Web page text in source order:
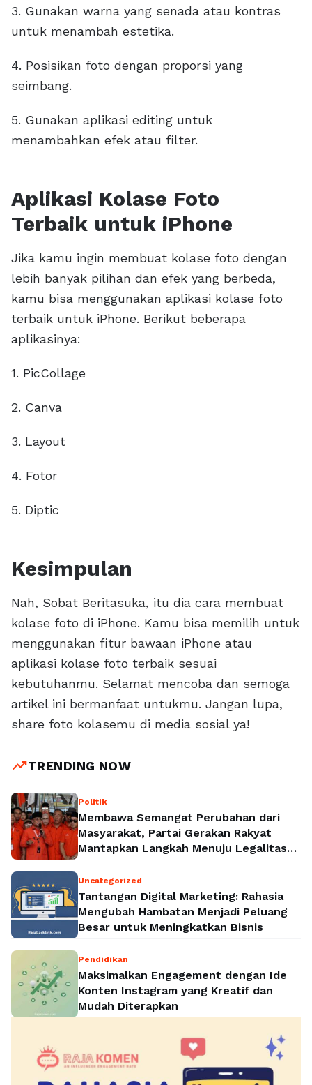
3. Gunakan warna yang senada atau kontras
untuk menambah estetika.
4. Posisikan foto dengan proporsi yang
seimbang.
5. Gunakan aplikasi editing untuk
menambahkan efek atau filter.
Aplikasi Kolase Foto
Terbaik untuk iPhone
Jika kamu ingin membuat kolase foto dengan
lebih banyak pilihan dan efek yang berbeda,
kamu bisa menggunakan aplikasi kolase foto
terbaik untuk iPhone. Berikut beberapa
aplikasinya:
1. PicCollage
2. Canva
3. Layout
4. Fotor
5. Diptic
Kesimpulan
Nah, Sobat Beritasuka, itu dia cara membuat
kolase foto di iPhone. Kamu bisa memilih untuk
menggunakan fitur bawaan iPhone atau
aplikasi kolase foto terbaik sesuai
kebutuhanmu. Selamat mencoba dan semoga
artikel ini bermanfaat untukmu. Jangan lupa,
share foto kolasemu di media sosial ya!
trending_upTRENDING NOW
Politik
Membawa Semangat Perubahan dari
Masyarakat, Partai Gerakan Rakyat
Mantapkan Langkah Menuju Legalitas
Uncategorized
Tantangan Digital Marketing: Rahasia
Mengubah Hambatan Menjadi Peluang
Besar untuk Meningkatkan Bisnis
Pendidikan
Maksimalkan Engagement dengan Ide
Konten Instagram yang Kreatif dan
Mudah Diterapkan